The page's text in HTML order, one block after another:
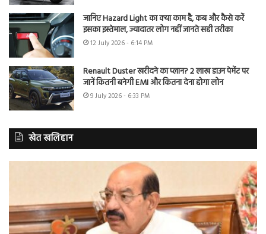
जानिए Hazard Light का क्या काम है, कब और कैसे करें
इसका इस्तेमाल, ज्यादातर लोग नहीं जानते सही तरीका
12 July 2026 - 6:14 PM
Renault Duster खरीदने का प्लान? 2 लाख डाउन पेमेंट पर
जानें कितनी बनेगी EMI और कितना देना होगा लोन
9 July 2026 - 6:33 PM
खेत खलिहान